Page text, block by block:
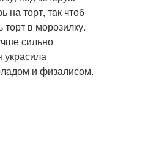
на торт, так чтоб
в морозилку.
сильно
украсила
и физалисом.